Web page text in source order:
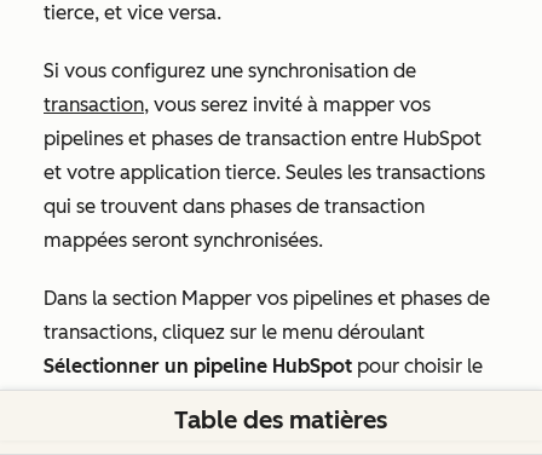
tierce, et vice versa.
Si vous configurez une synchronisation de
transaction, vous serez invité à mapper vos
pipelines et phases de transaction entre HubSpot
et votre application tierce. Seules les transactions
qui se trouvent dans phases de transaction
mappées seront synchronisées.
Dans la section Mapper vos pipelines et phases de
transactions, cliquez sur le menu déroulant
Sélectionner un pipeline HubSpot pour choisir le
souhaitez synchroniser avec votre application
Table des matières